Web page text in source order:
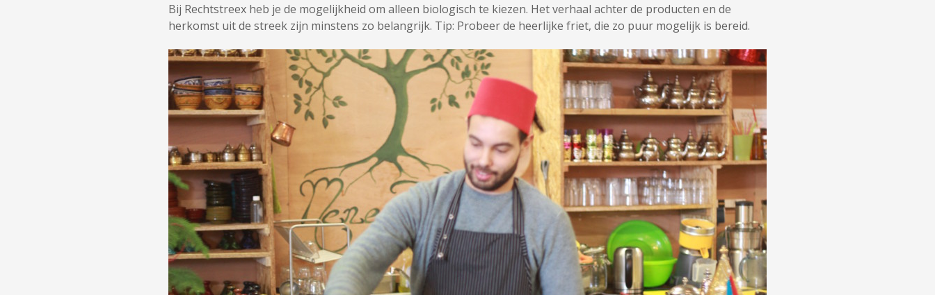
Bij Rechtstreex heb je de mogelijkheid om alleen biologisch te kiezen. Het verhaal achter de producten en de
herkomst uit de streek zijn minstens zo belangrijk. Tip: Probeer de heerlijke friet, die zo puur mogelijk is bereid.